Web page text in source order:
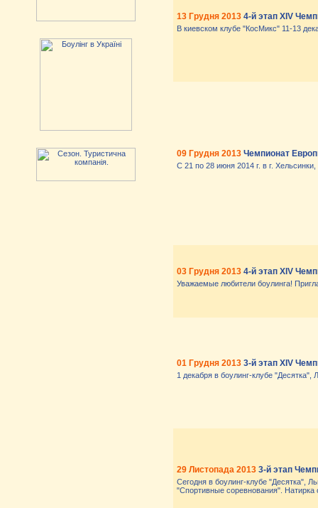
13 Грудня 2013 4-й этап XIV
В киевском клубе "КосМикс" 11-13
09 Грудня 2013 Чемпионат
С 21 по 28 июня 2014 г. в г.
03 Грудня 2013 4-й этап XIV
Уважаемые любители боулинга!
01 Грудня 2013 3-й этап XIV
1 декабря в боулинг-клубе
29 Листопада 2013 3-й этап
Сегодня в боулинг-клубе "Десятка",
"Спортивные соревнования". Натирка